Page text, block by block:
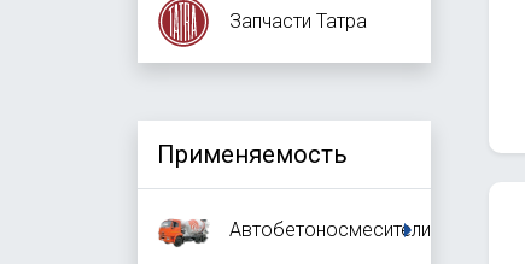
Запчасти Татра
Применяемость
Автобетоносмесители